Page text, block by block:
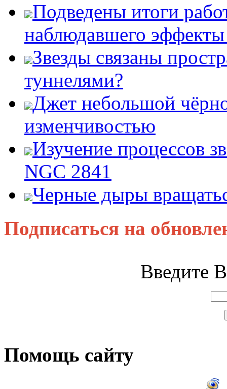
Подведены итоги
наблюдавшего
Звезды связаны
туннелями?
Джет небольшой
изменчивостью
Изучение процессов
NGC 2841
Черные дыры
Подписаться на
Введите
Помощь сайту